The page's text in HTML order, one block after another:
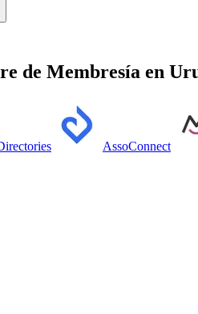
de Membresía en
AssoConnect